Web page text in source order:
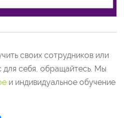
своих сотрудников или
для себя, обращайтесь. Мы
и индивидуальное обучение